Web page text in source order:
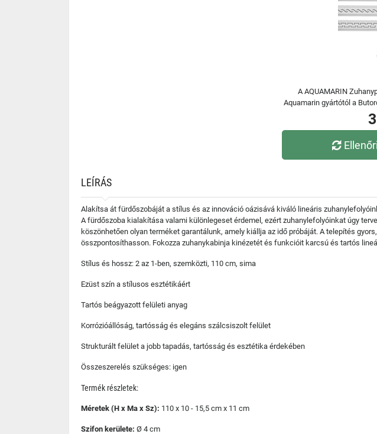
A AQUAMARIN
Aquamarin gyártótól a
LEÍRÁS
Alakítsa át fürdőszobáját a stílus és az innováció oázisává kiváló lineáris
A fürdőszoba kialakítása valami különlegeset érdemel, ezért zuhanylefolyóinkat úgy
köszönhetően olyan terméket garantálunk, amely kiállja az idő próbáját. A telepítés
összpontosíthasson. Fokozza zuhanykabinja kinézetét és funkcióit karcsú és tartós
Stílus és hossz: 2 az 1-ben, szemközti, 110 cm, sima
Ezüst szín a stílusos esztétikáért
Tartós beágyazott felületi anyag
Korrózióállóság, tartósság és elegáns szálcsiszolt felület
Strukturált felület a jobb tapadás, tartósság és esztétika érdekében
Összeszerelés szükséges: igen
Termék részletek:
Méretek (H x Ma x Sz): 110 x 10 - 15,5 cm x 11 cm
Szifon kerülete: Ø 4 cm